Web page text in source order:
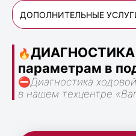
ДОПОЛНИТЕЛЬНЫЕ
🔥ДИАГНОСТИКА
параметрам в
⛔Диагностика
в нашем техцентре